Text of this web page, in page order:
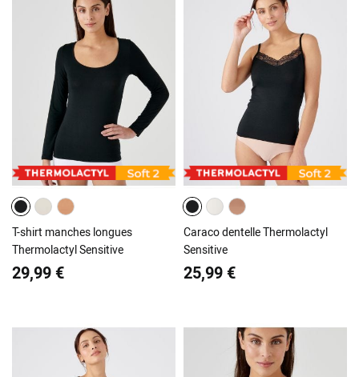
T-shirt manches longues
Thermolactyl Sensitive
29,99 €
Caraco dentelle Thermolactyl
Sensitive
25,99 €